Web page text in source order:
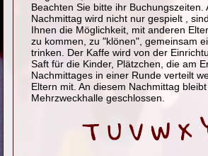
Beachten Sie bitte ihr Buchungszeiten.
Nachmittag wird nicht nur gespielt ,
Ihnen die Möglichkeit, mit anderen
zu kommen, zu "klönen", gemeinsam
trinken. Der Kaffe wird von der
Saft für die Kinder, Plätzchen, die am
Nachmittages in einer Runde verteilt
Eltern mit. An diesem Nachmittag
Mehrzweckhalle geschlossen.